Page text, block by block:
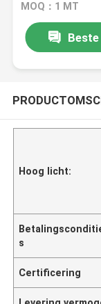
MOQ：1 MT
Hoog licht:
s
Certificering